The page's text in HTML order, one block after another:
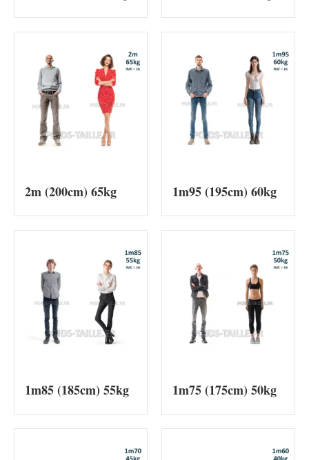
2m (200cm) 65kg 1m95 (195cm) 60kg
1m85 (185cm) 55kg 1m75 (175cm) 50kg